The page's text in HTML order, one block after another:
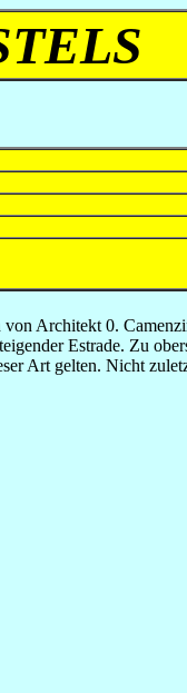
Architekt 0.
Estrade. Zu
Art gelten. Nicht